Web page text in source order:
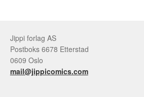
Jippi forlag AS
Postboks 6678 Etterstad
0609 Oslo
mail@jippicomics.com